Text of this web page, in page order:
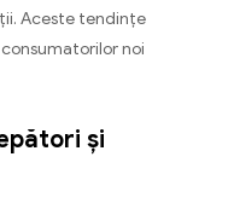
Aceste tendințe
noi
și